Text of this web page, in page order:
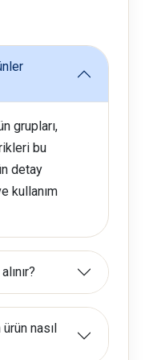
grupları,
bu
detay
kullanım
nasıl